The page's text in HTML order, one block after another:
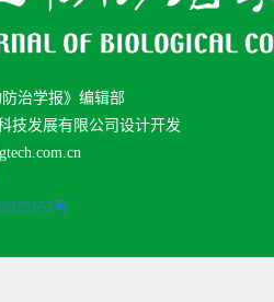
治学报》编辑部
技发展有限公司设计开发
号